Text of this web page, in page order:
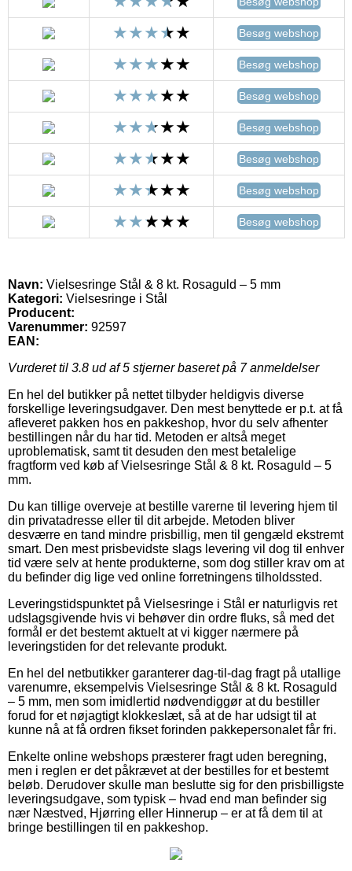
Besøg webshop
Besøg webshop
Besøg webshop
Besøg webshop
Besøg webshop
Besøg webshop
Besøg webshop
Navn: Vielsesringe Stål & 8 kt. Rosaguld – 5 mm
Kategori: Vielsesringe i Stål
Producent:
Varenummer: 92597
EAN:
Vurderet til 3.8 ud af 5 stjerner baseret på 7anmeldelser
En hel del butikker på nettet tilbyder heldigvis diverse
forskellige leveringsudgaver. Den mest benyttede er p.t. at få
afleveret pakken hos en pakkeshop, hvor du selv afhenter
bestillingen når du har tid. Metoden er altså meget
uproblematisk, samt tit desuden den mest betalelige
fragtform ved køb af Vielsesringe Stål & 8 kt. Rosaguld – 5
mm.
Du kan tillige overveje at bestille varerne til levering hjem til
din privatadresse eller til dit arbejde. Metoden bliver
desværre en tand mindre prisbillig, men til gengæld ekstremt
smart. Den mest prisbevidste slags levering vil dog til enhver
tid være selv at hente produkterne, som dog stiller krav om at
du befinder dig lige ved online forretningens tilholdssted.
Leveringstidspunktet på Vielsesringe i Stål er naturligvis ret
udslagsgivende hvis vi behøver din ordre fluks, så med det
formål er det bestemt aktuelt at vi kigger nærmere på
leveringstiden for det relevante produkt.
En hel del netbutikker garanterer dag-til-dag fragt på utallige
varenumre, eksempelvis Vielsesringe Stål & 8 kt. Rosaguld
– 5 mm, men som imidlertid nødvendiggør at du bestiller
forud for et nøjagtigt klokkeslæt, så at de har udsigt til at
kunne nå at få ordren fikset forinden pakkepersonalet får fri.
Enkelte online webshops præsterer fragt uden beregning,
men i reglen er det påkrævet at der bestilles for et bestemt
beløb. Derudover skulle man beslutte sig for den prisbilligste
leveringsudgave, som typisk – hvad end man befinder sig
nær Næstved, Hjørring eller Hinnerup – er at få dem til at
bringe bestillingen til en pakkeshop.